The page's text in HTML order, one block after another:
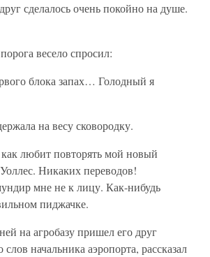
сделалось очень покойно на душе.
весело спросил:
блока запах… Голодный я
на весу сковородку.
любит повторять мой новый
Никаких переводов!
мне не к лицу. Как-нибудь
пиджачке.
на агробазу пришел его друг
начальника аэропорта, рассказал